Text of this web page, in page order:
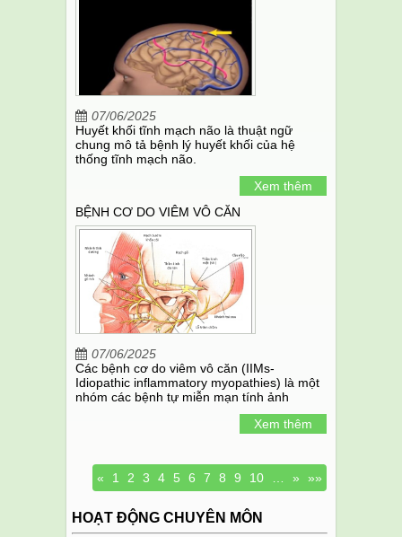
07/06/2025
Huyết khối tĩnh mạch não là thuật ngữ
chung mô tả bệnh lý huyết khối của hệ
thống tĩnh mạch não.
Xem thêm
BỆNH CƠ DO VIÊM VÔ CĂN
07/06/2025
Các bệnh cơ do viêm vô căn (IIMs-
Idiopathic inflammatory myopathies) là một
nhóm các bệnh tự miễn mạn tính ảnh
hưởng chủ yếu đến các cơ ở gốc chi.
Xem thêm
« 1 2 3 4 5 6 7 8 9 10 » »»
HOẠT ĐỘNG CHUYÊN MÔN